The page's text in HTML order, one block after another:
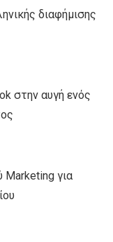
διαφήμισης
στην αυγή ενός
Marketing για